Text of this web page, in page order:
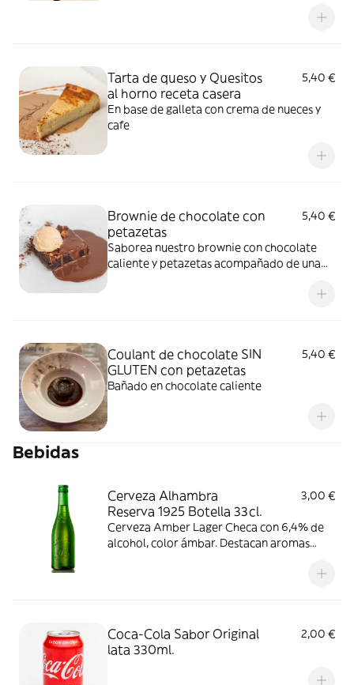
Tarta de queso y Quesitos
al horno receta casera
5,40 €
En base de galleta con crema de nueces y
cafe
Brownie de chocolate con
petazetas
5,40 €
Saborea nuestro brownie con chocolate
caliente y petazetas acompañado de una
Coulant de chocolate SIN
GLUTEN con petazetas
5,40 €
Bañado en chocolate caliente
Bebidas
Cerveza Alhambra
Reserva 1925 Botella 33cl.
3,00 €
Cerveza Amber Lager Checa con 6,4% de
alcohol, color ámbar. Destacan aromas
Coca-Cola Sabor Original
lata 330ml.
2,00 €